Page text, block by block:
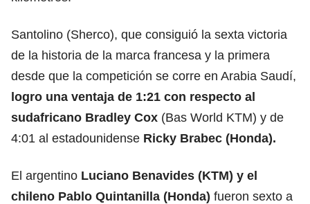
Santolino (Sherco), que consiguió la sexta victoria
de la historia de la marca francesa y la primera
desde que la competición se corre en Arabia Saudí,
logro una ventaja de 1:21 con respecto al
sudafricano Bradley Cox (Bas World KTM) y de
4:01 al estadounidense Ricky Brabec (Honda).
El argentino Luciano Benavides (KTM) y el
chileno Pablo Quintanilla (Honda) fueron sexto a